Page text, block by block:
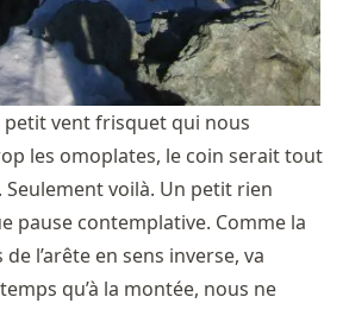
petit vent frisquet qui nous
les omoplates, le coin serait tout
voilà. Un petit rien
pause contemplative. Comme la
l’arête en sens inverse, va
qu’à la montée, nous ne